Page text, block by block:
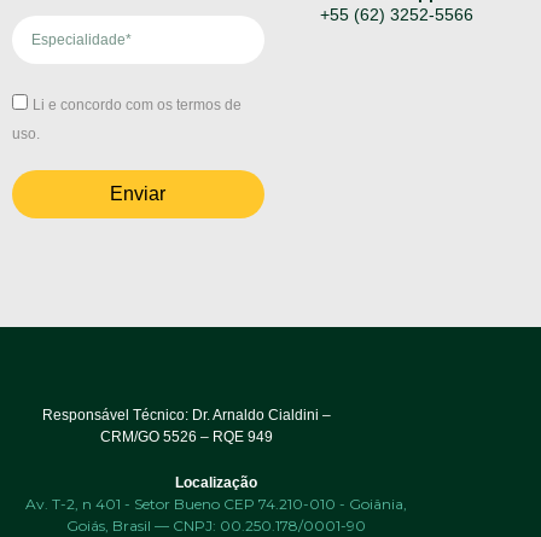
Li e concordo com os termos de
uso.
Enviar
+55 (62) 3252-5566
Responsável Técnico: Dr. Arnaldo Cialdini –
CRM/GO 5526 – RQE 949
Localização
Av. T-2, n 401 - Setor Bueno CEP 74.210-010 - Goiânia,
Goiás, Brasil — CNPJ: 00.250.178/0001-90